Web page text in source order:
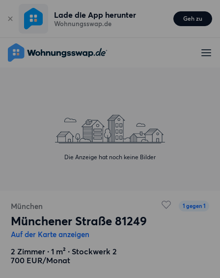
Lade die App herunter
Wohnungsswap.de
Geh zu
Die Anzeige hat noch keine Bilder
München 1 gegen 1
Münchener Straße 81249
Auf der Karte anzeigen
2 Zimmer ∙ 1 m² ∙ Stockwerk 2
700 EUR/Monat